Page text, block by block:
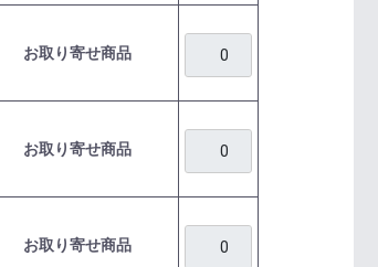
お取り寄せ商品
お取り寄せ商品
お取り寄せ商品